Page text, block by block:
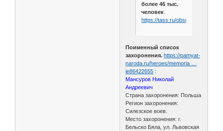
более 46 тыс.
человек.
https://tass.ru/obschestvo/
Поименный список
захоронения. https://pamyat-
naroda.ru/heroes/memoria …
ie86422655 :
Мансуров Николай
Андреевич
Страна захоронения: Польша
Регион захоронения:
Силезское воев.
Место захоронения: г.
Бельско Бяла, ул. Львовская